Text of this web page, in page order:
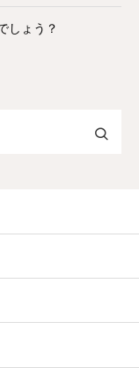
しょう？